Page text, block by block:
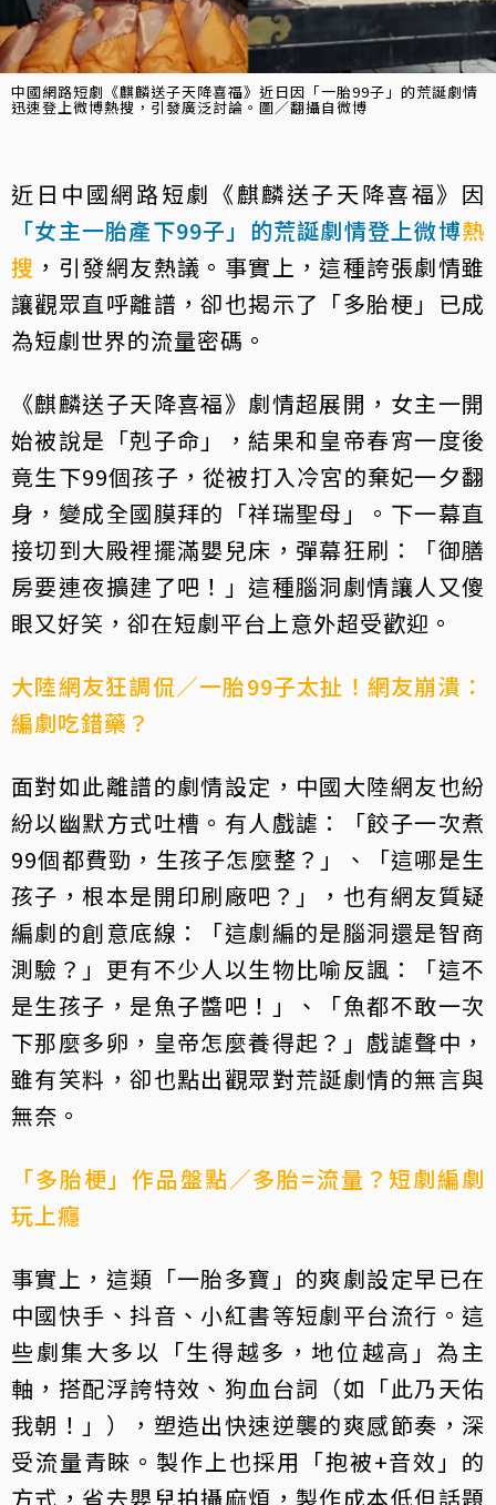
中國網路短劇《麒麟送子天降喜福》近日因「一胎99子」的荒誕劇情
迅速登上微博熱搜，引發廣泛討論。圖／翻攝自微博
近日中國網路短劇《麒麟送子天降喜福》因
「女主一胎產下99子」的荒誕劇情登上微博熱
搜 ，引發網友熱議。事實上，這種誇張劇情雖
讓觀眾直呼離譜，卻也揭示了「多胎梗」已成
為短劇世界的流量密碼。
《麒麟送子天降喜福》劇情超展開，女主一開
始被說是「剋子命」，結果和皇帝春宵一度後
竟生下99個孩子，從被打入冷宮的棄妃一夕翻
身，變成全國膜拜的「祥瑞聖母」。下一幕直
接切到大殿裡擺滿嬰兒床，彈幕狂刷：「御膳
房要連夜擴建了吧！」這種腦洞劇情讓人又傻
眼又好笑，卻在短劇平台上意外超受歡迎。
大陸網友狂調侃／一胎99子太扯！網友崩潰：
編劇吃錯藥？
面對如此離譜的劇情設定，中國大陸網友也紛
紛以幽默方式吐槽。有人戲謔：「餃子一次煮
99個都費勁，生孩子怎麼整？」、「這哪是生
孩子，根本是開印刷廠吧？」，也有網友質疑
編劇的創意底線：「這劇編的是腦洞還是智商
測驗？」更有不少人以生物比喻反諷：「這不
是生孩子，是魚子醬吧！」、「魚都不敢一次
下那麼多卵，皇帝怎麼養得起？」戲謔聲中，
雖有笑料，卻也點出觀眾對荒誕劇情的無言與
無奈。
「多胎梗」作品盤點／多胎=流量？短劇編劇
玩上癮
事實上，這類「一胎多寶」的爽劇設定早已在
中國快手、抖音、小紅書等短劇平台流行。這
些劇集大多以「生得越多，地位越高」為主
軸，搭配浮誇特效、狗血台詞（如「此乃天佑
我朝！」），塑造出快速逆襲的爽感節奏，深
受流量青睞。製作上也採用「抱被+音效」的
方式，省去嬰兒拍攝麻煩，製作成本低但話題